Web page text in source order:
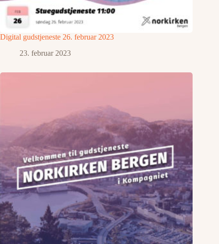
Digital gudstjeneste 26. februar 2023
23. februar 2023